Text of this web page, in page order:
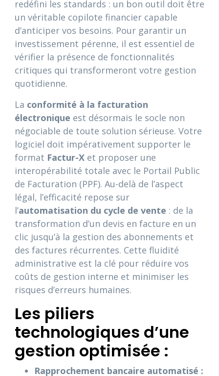
redéfini les standards : un bon outil doit être
un véritable copilote financier capable
d’anticiper vos besoins. Pour garantir un
investissement pérenne, il est essentiel de
vérifier la présence de fonctionnalités
critiques qui transformeront votre gestion
quotidienne.
La conformité à la facturation
électronique est désormais le socle non
négociable de toute solution sérieuse. Votre
logiciel doit impérativement supporter le
format Factur-X et proposer une
interopérabilité totale avec le Portail Public
de Facturation (PPF). Au-delà de l’aspect
légal, l’efficacité repose sur
l’automatisation du cycle de vente : de la
transformation d’un devis en facture en un
clic jusqu’à la gestion des abonnements et
des factures récurrentes. Cette fluidité
administrative est la clé pour réduire vos
coûts de gestion interne et minimiser les
risques d’erreurs humaines.
Les piliers
technologiques d’une
gestion optimisée :
Rapprochement bancaire automatisé :